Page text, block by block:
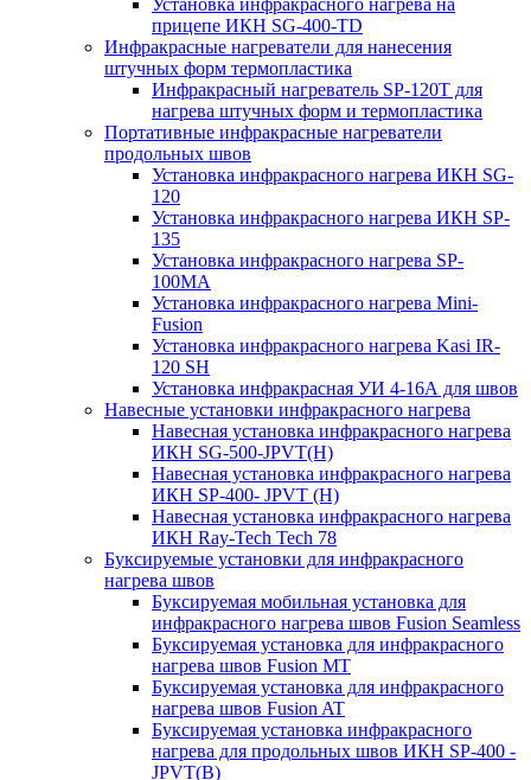
Установка инфракрасного нагрева на
прицепе ИКН SG-400-TD
Инфракрасные нагреватели для нанесения
штучных форм термопластика
Инфракрасный нагреватель SP-120T для
нагрева штучных форм и термопластика
Портативные инфракрасные нагреватели
продольных швов
Установка инфракрасного нагрева ИКН SG-
120
Установка инфракрасного нагрева ИКН SP-
135
Установка инфракрасного нагрева SP-
100МА
Установка инфракрасного нагрева Mini-
Fusion
Установка инфракрасного нагрева Kasi IR-
120 SH
Установка инфракрасная УИ 4-16А для швов
Навесные установки инфракрасного нагрева
Навесная установка инфракрасного нагрева
ИКН SG-500-JPVT(H)
Навесная установка инфракрасного нагрева
ИКН SP-400- JPVT (Н)
Навесная установка инфракрасного нагрева
ИКН Ray-Tech Tech 78
Буксируемые установки для инфракрасного
нагрева швов
Буксируемая мобильная установка для
инфракрасного нагрева швов Fusion Seamless
Буксируемая установка для инфракрасного
нагрева швов Fusion MT
Буксируемая установка для инфракрасного
нагрева швов Fusion AT
Буксируемая установка инфракрасного
нагрева для продольных швов ИКН SP-400 -
JPVT(B)